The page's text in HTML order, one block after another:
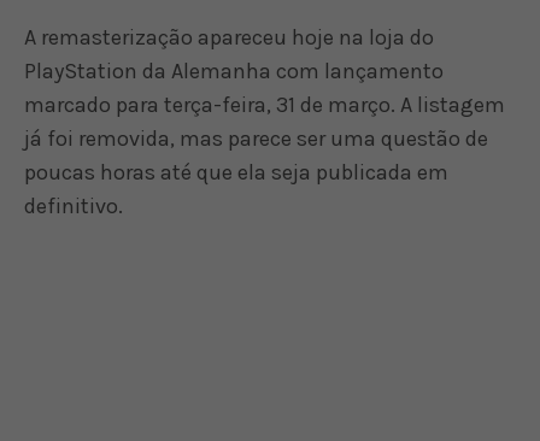
A remasterização apareceu hoje na loja do
PlayStation da Alemanha com lançamento
marcado para terça-feira, 31 de março. A listagem
já foi removida, mas parece ser uma questão de
poucas horas até que ela seja publicada em
definitivo.